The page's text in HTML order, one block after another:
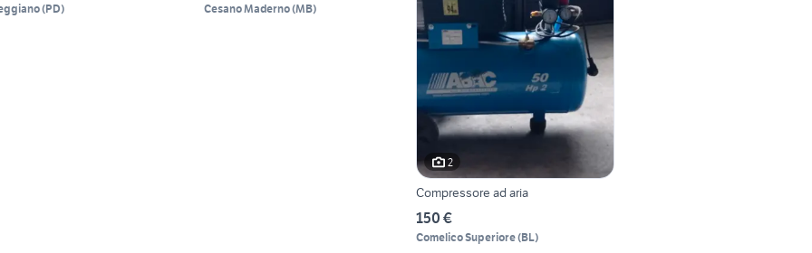
(PD) Cesano Maderno(MB)
2
Compressore ad aria
150 €
Comelico Superiore(BL)